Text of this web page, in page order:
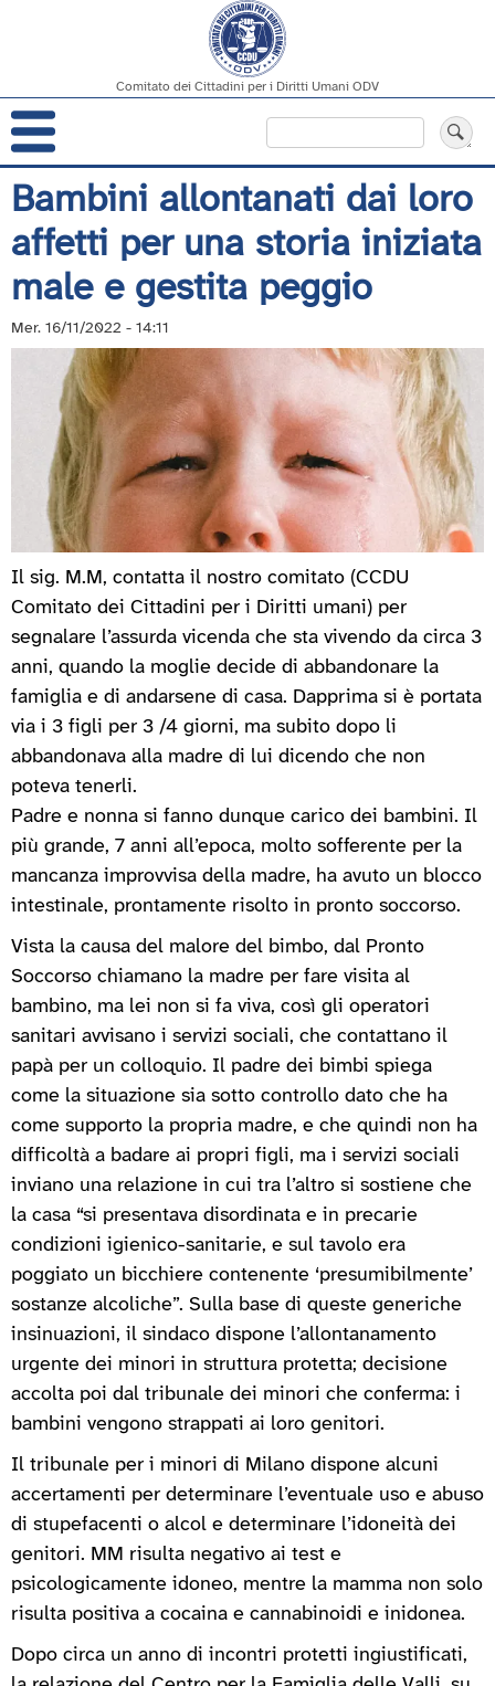
Salta
al
contenuto
principale
Comitato dei Cittadini per i Diritti Umani ODV
Navigazione
principale
Bambini allontanati dai loro
affetti per una storia iniziata
male e gestita peggio
Mer. 16/11/2022 - 14:11
Il sig. M.M, contatta il nostro comitato (CCDU
Comitato dei Cittadini per i Diritti umani) per
segnalare l’assurda vicenda che sta vivendo da circa 3
anni, quando la moglie decide di abbandonare la
famiglia e di andarsene di casa. Dapprima si è portata
via i 3 figli per 3 /4 giorni, ma subito dopo li
abbandonava alla madre di lui dicendo che non
poteva tenerli.
Padre e nonna si fanno dunque carico dei bambini. Il
più grande, 7 anni all’epoca, molto sofferente per la
mancanza improvvisa della madre, ha avuto un blocco
intestinale, prontamente risolto in pronto soccorso.
Vista la causa del malore del bimbo, dal Pronto
Soccorso chiamano la madre per fare visita al
bambino, ma lei non si fa viva, così gli operatori
sanitari avvisano i servizi sociali, che contattano il
papà per un colloquio. Il padre dei bimbi spiega
come la situazione sia sotto controllo dato che ha
come supporto la propria madre, e che quindi non ha
difficoltà a badare ai propri figli, ma i servizi sociali
inviano una relazione in cui tra l’altro si sostiene che
la casa “si presentava disordinata e in precarie
condizioni igienico-sanitarie, e sul tavolo era
poggiato un bicchiere contenente ‘presumibilmente’
sostanze alcoliche”. Sulla base di queste generiche
insinuazioni, il sindaco dispone l’allontanamento
urgente dei minori in struttura protetta; decisione
accolta poi dal tribunale dei minori che conferma: i
bambini vengono strappati ai loro genitori.
Il tribunale per i minori di Milano dispone alcuni
accertamenti per determinare l’eventuale uso e abuso
di stupefacenti o alcol e determinare l’idoneità dei
genitori. MM risulta negativo ai test e
psicologicamente idoneo, mentre la mamma non solo
risulta positiva a cocaina e cannabinoidi e inidonea.
Dopo circa un anno di incontri protetti ingiustificati,